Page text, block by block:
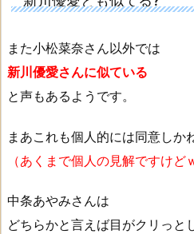
また小松菜奈さん以外では
新川優愛さんに似ている
と声もあるようです。
まあこれも個人的には同意しか
（あくまで個人の見解ですけど
中条あやみさんは
どちらかと言えば目がクリっと